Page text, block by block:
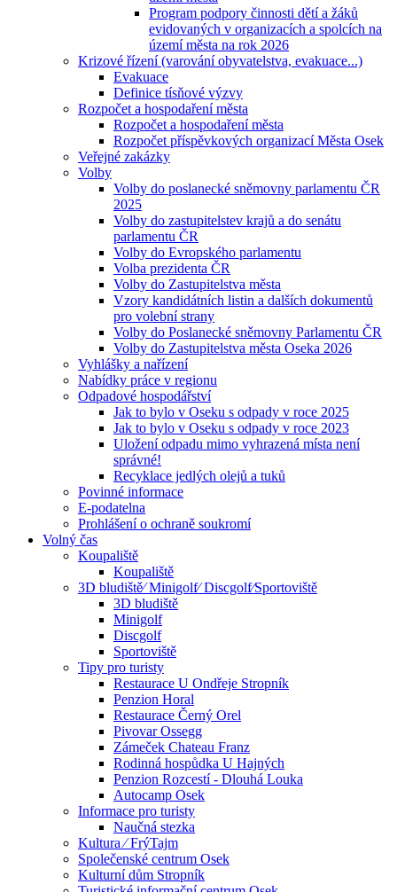
Program podpory činnosti dětí a žáků
evidovaných v organizacích a spolcích na
území města na rok 2026
Krizové řízení (varování obyvatelstva, evakuace...)
Evakuace
Definice tísňové výzvy
Rozpočet a hospodaření města
Rozpočet a hospodaření města
Rozpočet příspěvkových organizací Města Osek
Veřejné zakázky
Volby
Volby do poslanecké sněmovny parlamentu ČR
2025
Volby do zastupitelstev krajů a do senátu
parlamentu ČR
Volby do Evropského parlamentu
Volba prezidenta ČR
Volby do Zastupitelstva města
Vzory kandidátních listin a dalších dokumentů
pro volební strany
Volby do Poslanecké sněmovny Parlamentu ČR
Volby do Zastupitelstva města Oseka 2026
Vyhlášky a nařízení
Nabídky práce v regionu
Odpadové hospodářství
Jak to bylo v Oseku s odpady v roce 2025
Jak to bylo v Oseku s odpady v roce 2023
Uložení odpadu mimo vyhrazená místa není
správné!
Recyklace jedlých olejů a tuků
Povinné informace
E-podatelna
Prohlášení o ochraně soukromí
Volný čas
Koupaliště
Koupaliště
3D bludiště⁄ Minigolf⁄ Discgolf⁄Sportoviště
3D bludiště
Minigolf
Discgolf
Sportoviště
Tipy pro turisty
Restaurace U Ondřeje Stropník
Penzion Horal
Restaurace Černý Orel
Pivovar Ossegg
Zámeček Chateau Franz
Rodinná hospůdka U Hajných
Penzion Rozcestí - Dlouhá Louka
Autocamp Osek
Informace pro turisty
Naučná stezka
Kultura ⁄ FrýTajm
Společenské centrum Osek
Kulturní dům Stropník